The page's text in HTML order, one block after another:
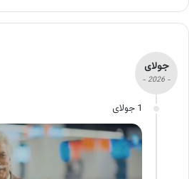
جولای
- 2026 -
1 جولای